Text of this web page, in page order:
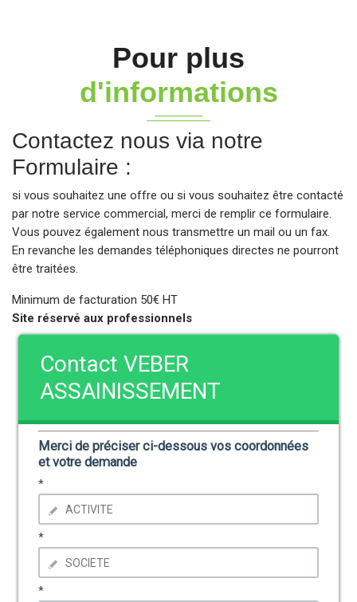
Pour plus
d'informations
Contactez nous via notre
Formulaire :
si vous souhaitez une offre ou si vous souhaitez être contacté
par notre service commercial, merci de remplir ce formulaire.
Vous pouvez également nous transmettre un mail ou un fax.
En revanche les demandes téléphoniques directes ne pourront
être traitées.
Minimum de facturation 50€ HT
Site réservé aux professionnels